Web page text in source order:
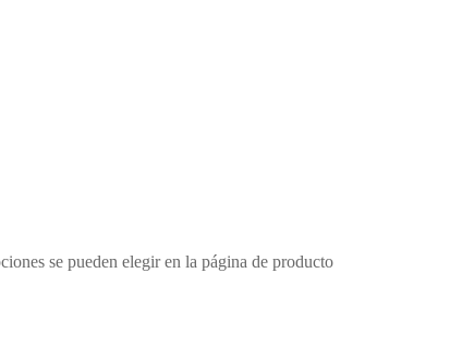
se pueden elegir en la página de producto